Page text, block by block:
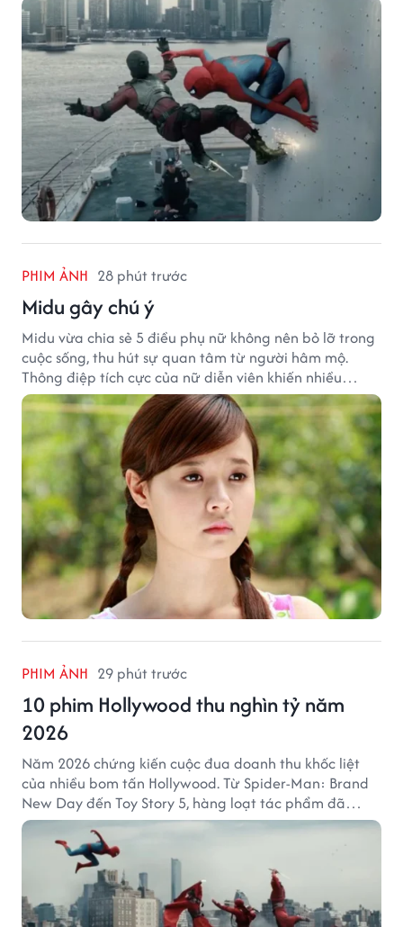
Odyssey trên đường đua doanh thu.
PHIM ẢNH 28 phút trước
Midu gây chú ý
Midu vừa chia sẻ 5 điều phụ nữ không nên bỏ lỡ trong
cuộc sống, thu hút sự quan tâm từ người hâm mộ.
Thông điệp tích cực của nữ diễn viên khiến nhiều
người đồng cảm khi nhìn lại hành trình sự nghiệp và
hạnh phúc hiện tại của cô.
PHIM ẢNH 29 phút trước
10 phim Hollywood thu nghìn tỷ năm
2026
Năm 2026 chứng kiến cuộc đua doanh thu khốc liệt
của nhiều bom tấn Hollywood. Từ Spider-Man: Brand
New Day đến Toy Story 5, hàng loạt tác phẩm đã
mang về hàng chục nghìn tỷ đồng và tạo nên những
cột mốc đáng nhớ tại phòng vé toàn cầu.